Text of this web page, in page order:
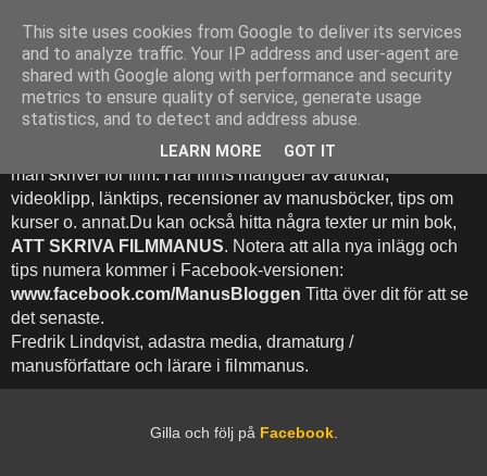
Att Skriva Filmmanus -
Bloggen
Denna blogg inehhåller runt 500 (!) inlägg med fokus på hur
man skriver för film. Här finns mängder av artiklar,
videoklipp, länktips, recensioner av manusböcker, tips om
kurser o. annat.Du kan också hitta några texter ur min bok,
ATT SKRIVA FILMMANUS. Notera att alla nya inlägg och
tips numera kommer i Facebook-versionen:
www.facebook.com/ManusBloggen Titta över dit för att se
det senaste.
Fredrik Lindqvist, adastra media, dramaturg /
manusförfattare och lärare i filmmanus.
Gilla och följ på Facebook.
This site uses cookies from Google to deliver its services
and to analyze traffic. Your IP address and user-agent are
shared with Google along with performance and security
metrics to ensure quality of service, generate usage
statistics, and to detect and address abuse.
LEARN MORE GOT IT